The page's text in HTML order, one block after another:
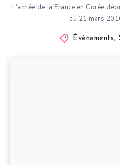
L’année de la France en Corée
du 21 mars
Évènements,